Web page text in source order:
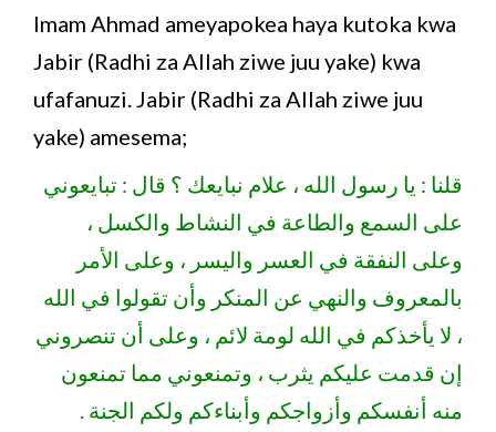
Imam Ahmad ameyapokea haya kutoka kwa
Jabir (Radhi za Allah ziwe juu yake) kwa
ufafanuzi. Jabir (Radhi za Allah ziwe juu
yake) amesema;
قلنا : يا رسول الله ، علام نبايعك ؟ قال : تبايعوني
على السمع والطاعة في النشاط والكسل ،
وعلى النفقة في العسر واليسر ، وعلى الأمر
بالمعروف والنهي عن المنكر وأن تقولوا في الله
، لا يأخذكم في الله لومة لائم ، وعلى أن تنصروني
إن قدمت عليكم يثرب ، وتمنعوني مما تمنعون
منه أنفسكم وأزواجكم وأبناءكم ولكم الجنة .